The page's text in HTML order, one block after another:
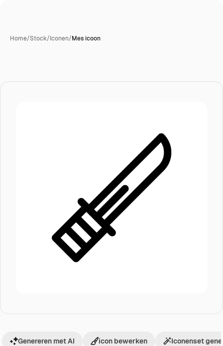
Home/Stock/Iconen/Mes icoon
Genereren met AI icon bewerken Iconenset